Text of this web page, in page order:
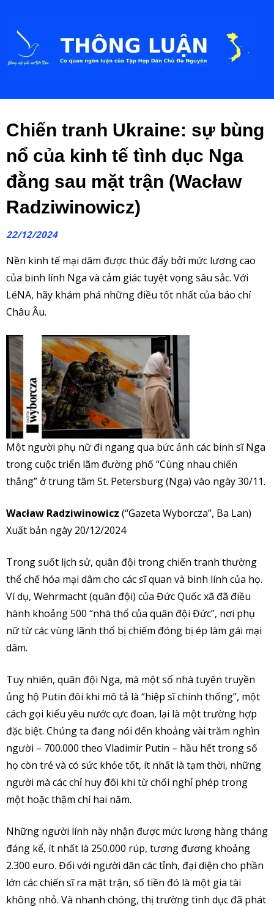
Chiến tranh Ukraine: sự bùng
nổ của kinh tế tình dục Nga
đằng sau mặt trận (Wacław
Radziwinowicz)
22/12/2024
Nền kinh tế mại dâm được thúc đẩy bởi mức lương cao
của binh lính Nga và cảm giác tuyệt vọng sâu sắc. Với
LéNA, hãy khám phá những điều tốt nhất của báo chí
Châu Âu.
Một người phụ nữ đi ngang qua bức ảnh các binh sĩ Nga
trong cuộc triển lãm đường phố “Cùng nhau chiến
thắng” ở trung tâm St. Petersburg (Nga) vào ngày 30/11.
Wacław Radziwinowicz (“Gazeta Wyborcza”, Ba Lan)
Xuất bản ngày 20/12/2024
Trong suốt lịch sử, quân đội trong chiến tranh thường
thể chế hóa mại dâm cho các sĩ quan và binh lính của họ.
Ví dụ, Wehrmacht (quân đội) của Đức Quốc xã đã điều
hành khoảng 500 “nhà thổ của quân đội Đức”, nơi phụ
nữ từ các vùng lãnh thổ bị chiếm đóng bị ép làm gái mại
dâm.
Tuy nhiên, quân đội Nga, mà một số nhà tuyên truyền
ủng hộ Putin đôi khi mô tả là “hiệp sĩ chính thống”, một
cách gọi kiểu yêu nước cực đoan, lại là một trường hợp
đặc biệt. Chúng ta đang nói đến khoảng vài trăm nghìn
người – 700.000 theo Vladimir Putin – hầu hết trong số
họ còn trẻ và có sức khỏe tốt, ít nhất là tạm thời, những
người mà các chỉ huy đôi khi từ chối nghỉ phép trong
một hoặc thậm chí hai năm.
Những người lính này nhận được mức lương hàng tháng
đáng kể, ít nhất là 250.000 rúp, tương đương khoảng
2.300 euro. Đối với người dân các tỉnh, đại diện cho phần
lớn các chiến sĩ ra mặt trận, số tiền đó là một gia tài
không nhỏ. Và nhanh chóng, thị trường tình dục đã phát